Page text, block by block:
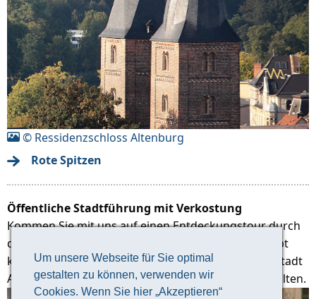
Um unsere Webseite für Sie optimal
gestalten zu können, verwenden wir
Cookies. Wenn Sie hier „Akzeptieren“
© Ressidenzschloss Altenburg
Rote Spitzen
Öffentliche Stadtführung mit Verkostung
Kommen Sie mit uns auf einen Entdeckungstour durch
die ehemalige Residenz der Wettiner Fürsten. Es gibt
keine bessere Art, einen guten Überblick über die Stadt
Altenburg und ihre 1000-jährige Geschichte zu erhalten.